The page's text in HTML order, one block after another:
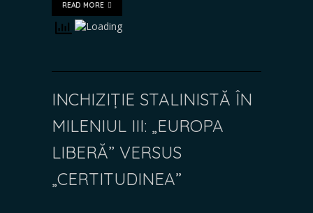
READ MORE
INCHIZIȚIE STALINISTĂ ÎN
MILENIUL III: „EUROPA
LIBERĂ” VERSUS
„CERTITUDINEA”